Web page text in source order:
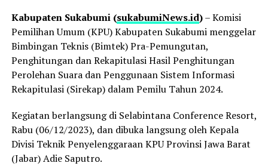
Kabupaten Sukabumi (sukabumiNews.id)– Komisi
Pemilihan Umum (KPU) Kabupaten Sukabumi menggelar
Bimbingan Teknis (Bimtek) Pra-Pemungutan,
Penghitungan dan Rekapitulasi Hasil Penghitungan
Perolehan Suara dan Penggunaan Sistem Informasi
Rekapitulasi (Sirekap) dalam Pemilu Tahun 2024.
Kegiatan berlangsung di Selabintana Conference Resort,
Rabu (06/12/2023), dan dibuka langsung oleh Kepala
Divisi Teknik Penyelenggaraan KPU Provinsi Jawa Barat
(Jabar) Adie Saputro.